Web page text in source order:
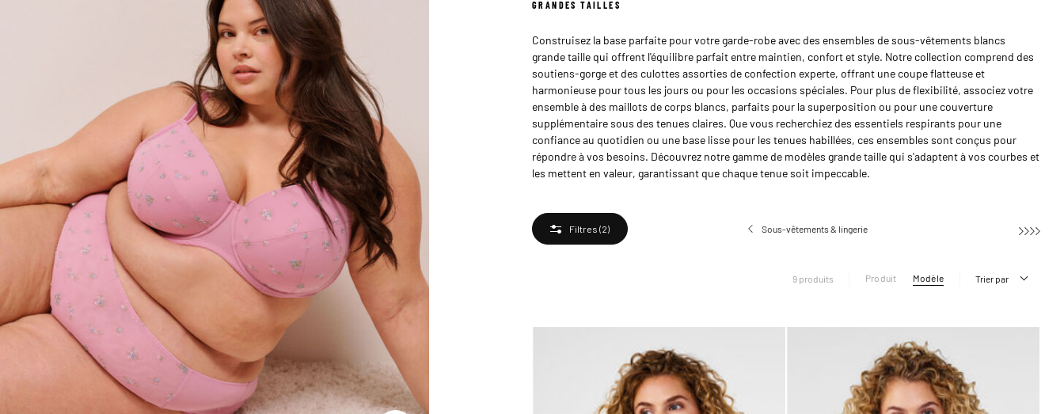
GRANDES TAILLES
Construisez la base parfaite pour votre garde-robe avec des ensembles de sous-vêtements blancs
grande taille qui offrent l'équilibre parfait entre maintien, confort et style. Notre collection comprend des
soutiens-gorge et des culottes assorties de confection experte, offrant une coupe flatteuse et
harmonieuse pour tous les jours ou pour les occasions spéciales. Pour plus de flexibilité, associez votre
ensemble à des maillots de corps blancs, parfaits pour la superposition ou pour une couverture
supplémentaire sous des tenues claires. Que vous recherchiez des essentiels respirants pour une
confiance au quotidien ou une base lisse pour les tenues habillées, ces ensembles sont conçus pour
répondre à vos besoins. Découvrez notre gamme de modèles grande taille qui s'adaptent à vos courbes et
les mettent en valeur, garantissant que chaque tenue soit impeccable.
Filtres (2) Sous-vêtements & lingerie
9 produits Produit Modèle Trier par